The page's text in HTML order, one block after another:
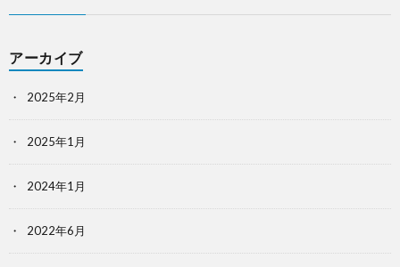
アーカイブ
2025年2月
2025年1月
2024年1月
2022年6月